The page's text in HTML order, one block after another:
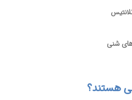
شنی
هستند؟